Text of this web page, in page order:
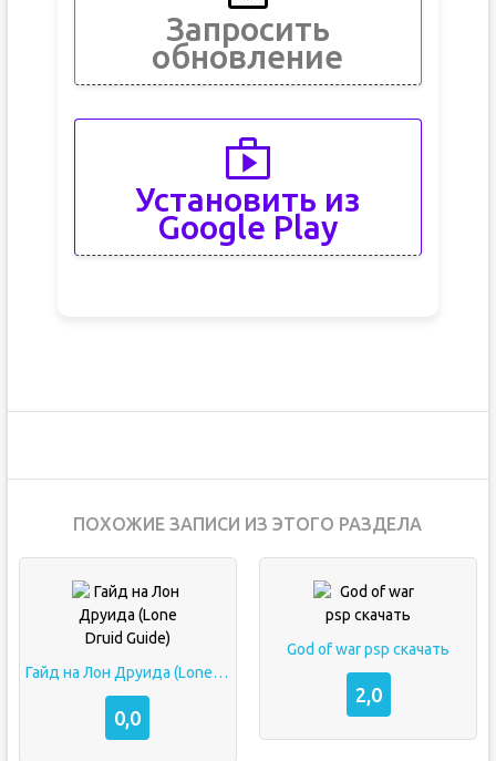
Запросить
обновление
Установить из
Google Play
ПОХОЖИЕ ЗАПИСИ ИЗ ЭТОГО РАЗДЕЛА
Гайд на Лон Друида (Lone Druid Guide)
0,0
God of war psp скачать
2,0